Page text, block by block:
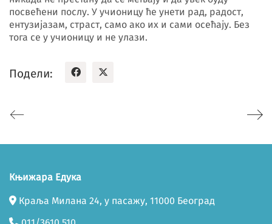
посвећени послу. У учионицу ће унети рад, радост,
ентузијазам, страст, само ако их и сами осећају. Без
тога се у учионицу и не улази.
Подели:
Књижара Едука
Краља Милана 24, у пасажу, 11000 Београд